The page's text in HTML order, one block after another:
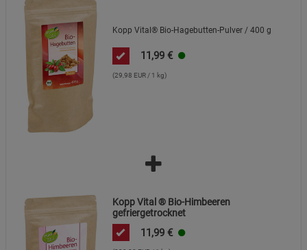
Kopp Vital® Bio-Hagebutten-Pulver / 400 g
11,99 €
(29,98 EUR / 1 kg)
Kopp Vital ® Bio-Himbeeren
gefriergetrocknet
11,99 €